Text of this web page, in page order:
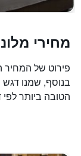
מחירי
פירוט של המחיר
בנוסף, שמנו דגש
הטובה ביותר לפי